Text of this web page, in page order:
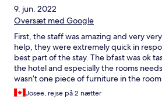
9. jun. 2022
Oversæt med Google
First, the staff was amazing and very
help, they were extremely quick in
best part of the stay. The bfast was ok
the hotel and especially the rooms
wasn’t one piece of furniture in the
distressed.
Josee, rejse på 2 nætter